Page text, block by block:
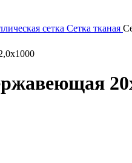
сетка Сетка тканая